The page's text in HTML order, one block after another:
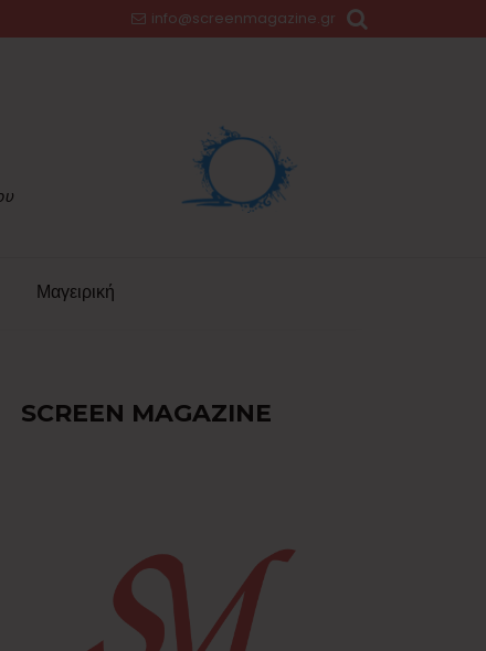
info@screenmagazine.gr
Μαγειρική
SCREEN MAGAZINE